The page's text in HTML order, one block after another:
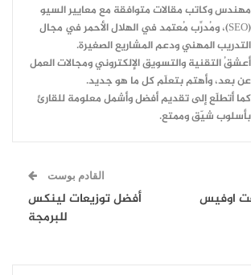
مهندس وكاتب مقالات متوافقة مع معايير السيو
(SEO)، ومُدرِّب مُعتمد في الهلال الأحمر في مجال
التدريب المهني ودعم المشاريع الصغيرة.
أعشقُ التقنية والتسويق الإلكتروني ومجالات العمل
عن بعد، وأهتم بتعلّم كل ما هو جديد.
كما أتطلّع إلى تقديم أفضل وأشمل معلومة للقارئ
بأسلوب شيّق وممتع.
اوفيس
القادم بوست
أفضل توزيعات لينكس
للبرمجة